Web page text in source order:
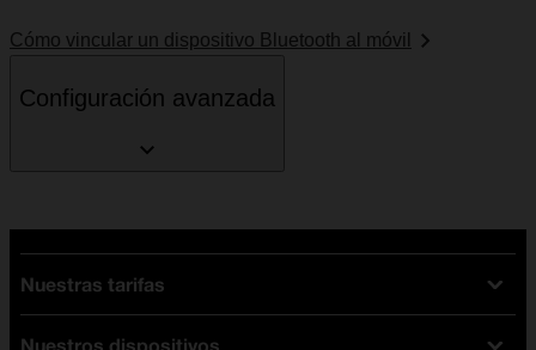
Cómo vincular un dispositivo Bluetooth al móvil
Configuración avanzada
Nuestras tarifas
Nuestros dispositivos